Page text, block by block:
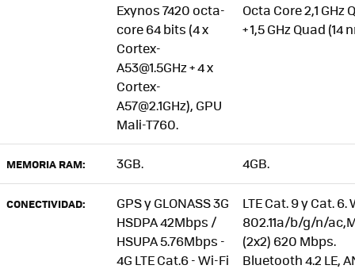
Exynos 7420 octa-
core 64 bits (4 x
Cortex-
A53@1.5GHz + 4 x
Cortex-
A57@2.1GHz), GPU
Mali-T760.
Octa Core 2,1 GHz
+ 1,5 GHz Quad (14
MEMORIA RAM: 3GB. 4GB.
CONECTIVIDAD:
GPS y GLONASS 3G
HSDPA 42Mbps /
HSUPA 5.76Mbps -
4G LTE Cat.6 - Wi-Fi
LTE Cat. 9 y Cat. 6.
802.11a/b/g/n/
(2x2) 620 Mbps.
Bluetooth 4.2 LE,